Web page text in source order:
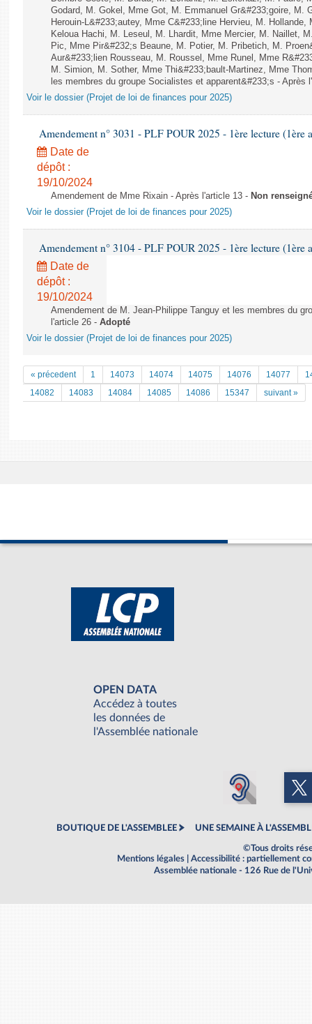
Godard, M. Gokel, Mme Got, M. Emmanuel Gr&#233;goire, M.
Herouin-L&#233;autey, Mme C&#233;line Hervieu, M.
Keloua Hachi, M. Leseul, M. Lhardit, Mme Mercier, M. Naillet,
Pic, Mme Pir&#232;s Beaune, M. Potier, M. Pribetich, M.
Aur&#233;lien Rousseau, M. Roussel, Mme Runel, Mme
M. Simion, M. Sother, Mme Thi&#233;bault-Martinez, Mme
les membres du groupe Socialistes et apparent&#233;s - Après
Voir le dossier (Projet de loi de finances pour 2025)
Amendement n° 3031 - PLF POUR 2025 - 1ère lecture (1ère
Date de
dépôt :
19/10/2024
Amendement de Mme Rixain - Après l'article 13 - Non
Voir le dossier (Projet de loi de finances pour 2025)
Amendement n° 3104 - PLF POUR 2025 - 1ère lecture (1ère
Date de
dépôt :
19/10/2024
Amendement de M. Jean-Philippe Tanguy et les membres du
l'article 26 - Adopté
Voir le dossier (Projet de loi de finances pour 2025)
« précedent 1 14073 14074 14075 14076 14077
14082
14083 14084 14085 14086 15347 suivant »
OPEN DATA
Accédez à toutes
les données de
l'Assemblée nationale
BOUTIQUE DE L'ASSEMBLEE UNE SEMAINE À
©Tous droits
Mentions légales
Accessibilité : partiellement
Assemblée nationale - 126 Rue de